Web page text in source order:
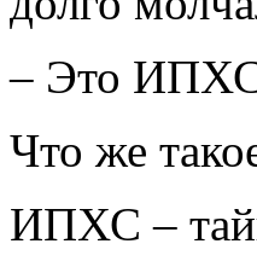
– Это
Что же
ИПХС –